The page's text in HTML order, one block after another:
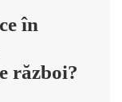
în
război?